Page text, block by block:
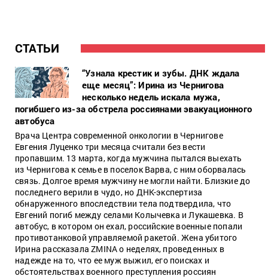
СТАТЬИ
“Узнала крестик и зубы. ДНК ждала
еще месяц”: Ирина из Чернигова
несколько недель искала мужа,
погибшего из-за обстрела россиянами эвакуационного
автобуса
Врача Центра современной онкологии в Чернигове
Евгения Луценко три месяца считали без вести
пропавшим. 13 марта, когда мужчина пытался выехать
из Чернигова к семье в поселок Варва, с ним оборвалась
связь. Долгое время мужчину не могли найти. Близкие до
последнего верили в чудо, но ДНК-экспертиза
обнаруженного впоследствии тела подтвердила, что
Евгений погиб между селами Колычевка и Лукашевка. В
автобус, в котором он ехал, российские военные попали
противотанковой управляемой ракетой. Жена убитого
Ирина рассказала ZMINA о неделях, проведенных в
надежде на то, что ее муж выжил, его поисках и
обстоятельствах военного преступления россиян